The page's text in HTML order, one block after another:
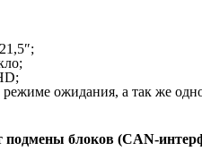
режиме ожидания, а так же
подмены блоков (CAN-